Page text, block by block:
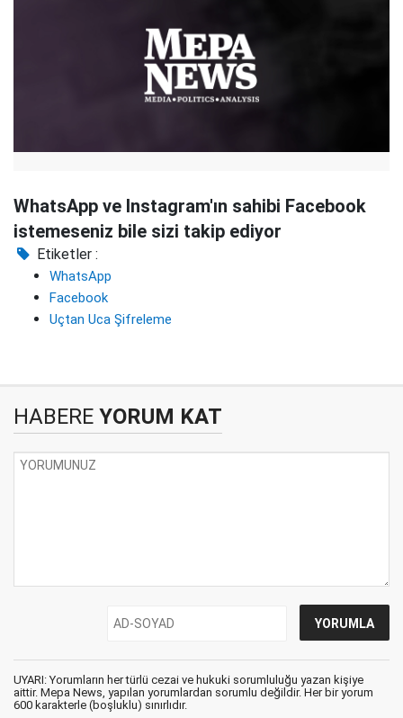
WhatsApp ve Instagram'ın sahibi Facebook
istemeseniz bile sizi takip ediyor
Etiketler :
WhatsApp
Facebook
Uçtan Uca Şifreleme
HABERE YORUM KAT
UYARI: Yorumların her türlü cezai ve hukuki sorumluluğu yazan kişiye
aittir. Mepa News, yapılan yorumlardan sorumlu değildir. Her bir yorum
600 karakterle (boşluklu) sınırlıdır.